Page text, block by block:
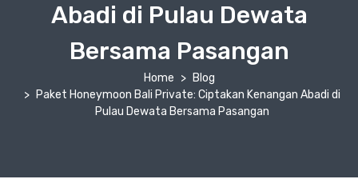
Abadi di Pulau Dewata
Bersama Pasangan
Home
Blog
Paket Honeymoon Bali Private: Ciptakan Kenangan Abadi di
Pulau Dewata Bersama Pasangan